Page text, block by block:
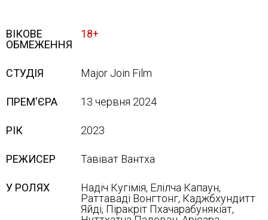
ВІКОВЕ
ОБМЕЖЕННЯ
18+
СТУДІЯ Major Join Film
ПРЕМ'ЄРА 13 червня 2024
РІК 2023
РЕЖИСЕР Тавіват Вантха
У РОЛЯХ
Надіч Кугімія, Елілча Капаун,
Раттаваді Вонгтонг, Каджбхундитт
Яйді, Піракріт Пхачарабунякіат,